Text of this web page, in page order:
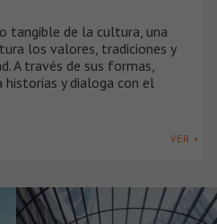
tangible de la cultura, una
los valores, tradiciones y
A través de sus formas,
historias y dialoga con el
VER +